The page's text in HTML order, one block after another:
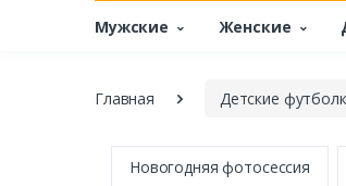
Мужские Женские
Главная Детские
Новогодняя фотосессия